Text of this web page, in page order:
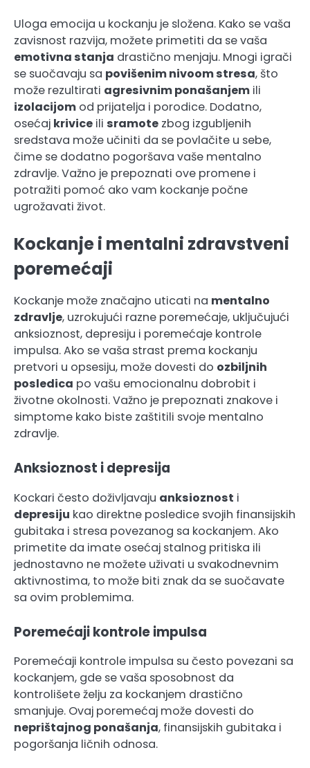
Uloga emocija u kockanju je složena. Kako se vaša
zavisnost razvija, možete primetiti da se vaša
emotivna stanja drastično menjaju. Mnogi igrači
se suočavaju sa povišenim nivoom stresa, što
može rezultirati agresivnim ponašanjem ili
izolacijom od prijatelja i porodice. Dodatno,
osećaj krivice ili sramote zbog izgubljenih
sredstava može učiniti da se povlačite u sebe,
čime se dodatno pogoršava vaše mentalno
zdravlje. Važno je prepoznati ove promene i
potražiti pomoć ako vam kockanje počne
ugrožavati život.
Kockanje i mentalni zdravstveni
poremećaji
Kockanje može značajno uticati na mentalno
zdravlje, uzrokujući razne poremećaje, uključujući
anksioznost, depresiju i poremećaje kontrole
impulsa. Ako se vaša strast prema kockanju
pretvori u opsesiju, može dovesti do ozbiljnih
posledica po vašu emocionalnu dobrobit i
životne okolnosti. Važno je prepoznati znakove i
simptome kako biste zaštitili svoje mentalno
zdravlje.
Anksioznost i depresija
Kockari često doživljavaju anksioznost i
depresiju kao direktne posledice svojih finansijskih
gubitaka i stresa povezanog sa kockanjem. Ako
primetite da imate osećaj stalnog pritiska ili
jednostavno ne možete uživati u svakodnevnim
aktivnostima, to može biti znak da se suočavate
sa ovim problemima.
Poremećaji kontrole impulsa
Poremećaji kontrole impulsa su često povezani sa
kockanjem, gde se vaša sposobnost da
kontrolišete želju za kockanjem drastično
smanjuje. Ovaj poremećaj može dovesti do
neprištajnog ponašanja, finansijskih gubitaka i
pogoršanja ličnih odnosa.